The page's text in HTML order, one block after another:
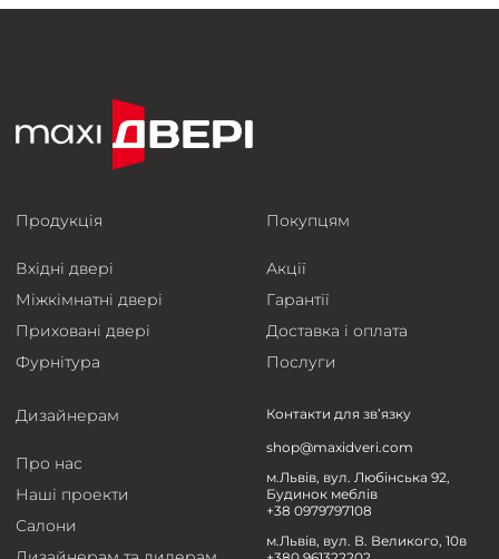
Продукція
Вхідні двері
Міжкімнатні двері
Приховані двері
Фурнітура
Покупцям
Акції
Гарантії
Доставка і оплата
Послуги
Дизайнерам
Про нас
Наші проекти
Салони
Контакти для зв’язку
shop@maxidveri.com
м.Львів, вул. Любінська 92,
Будинок меблів
+38 0979797108
м.Львів, вул. В. Великого, 10в